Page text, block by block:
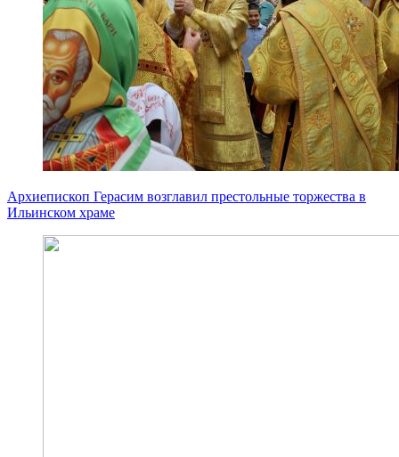
Архиепископ Герасим возглавил престольные торжества в
Ильинском храме